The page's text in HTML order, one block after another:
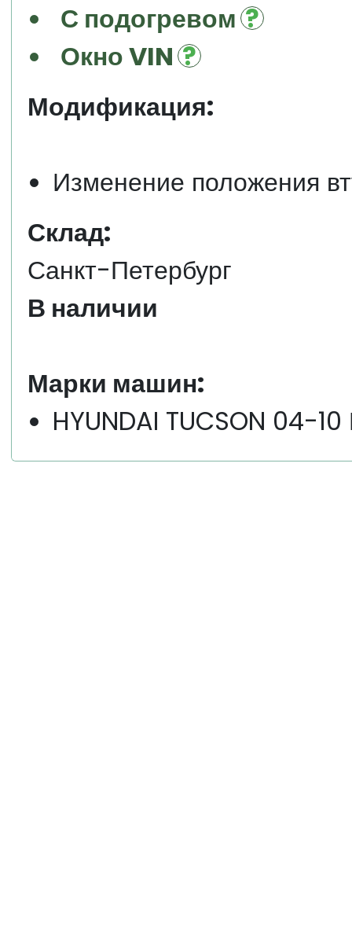
С подогревом
Окно VIN
Модификация:
Изменение положения
Склад:
Санкт-Петербург
В наличии
Марки машин:
HYUNDAI TUCSON 04-